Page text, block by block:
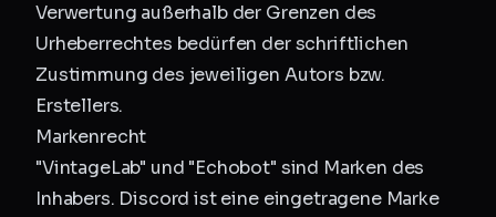
Verwertung außerhalb der Grenzen des
Urheberrechtes bedürfen der schriftlichen
Zustimmung des jeweiligen Autors bzw.
Erstellers.
Markenrecht
"VintageLab" und "Echobot" sind Marken des
Inhabers. Discord ist eine eingetragene Marke